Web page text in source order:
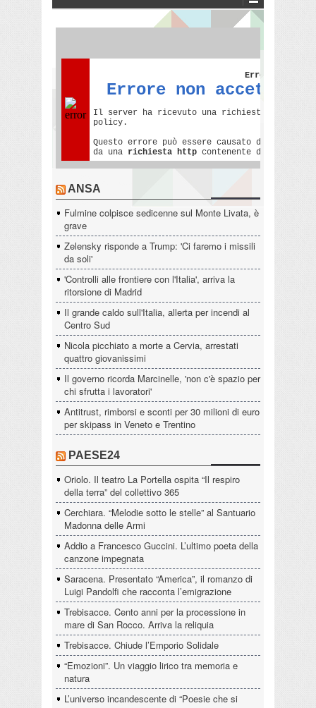
ANSA
Fulmine colpisce sedicenne sul Monte Livata, è
grave
Zelensky risponde a Trump: 'Ci faremo i missili
da soli'
'Controlli alle frontiere con l'Italia', arriva la
ritorsione di Madrid
Il grande caldo sull'Italia, allerta per incendi al
Centro Sud
Nicola picchiato a morte a Cervia, arrestati
quattro giovanissimi
Il governo ricorda Marcinelle, 'non c'è spazio per
chi sfrutta i lavoratori'
Antitrust, rimborsi e sconti per 30 milioni di euro
per skipass in Veneto e Trentino
PAESE24
Oriolo. Il teatro La Portella ospita “Il respiro
della terra” del collettivo 365
Cerchiara. “Melodie sotto le stelle” al Santuario
Madonna delle Armi
Addio a Francesco Guccini. L’ultimo poeta della
canzone impegnata
Saracena. Presentato “America”, il romanzo di
Luigi Pandolfi che racconta l’emigrazione
Trebisacce. Cento anni per la processione in
mare di San Rocco. Arriva la reliquia
Trebisacce. Chiude l’Emporio Solidale
“Emozioni”. Un viaggio lirico tra memoria e
natura
L’universo incandescente di “Poesie che si